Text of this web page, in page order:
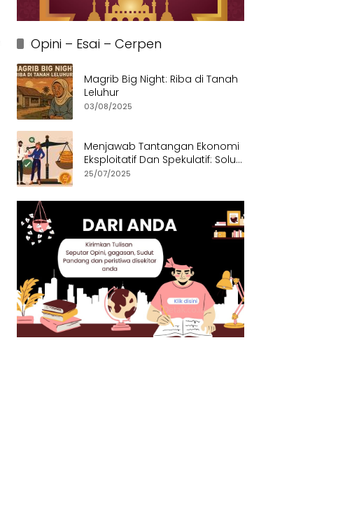
Opini – Esai – Cerpen
Magrib Big Night: Riba di Tanah
Leluhur
03/08/2025
Menjawab Tantangan Ekonomi
Eksploitatif Dan Spekulatif: Solusi
Etis dan Berkeadilan
25/07/2025